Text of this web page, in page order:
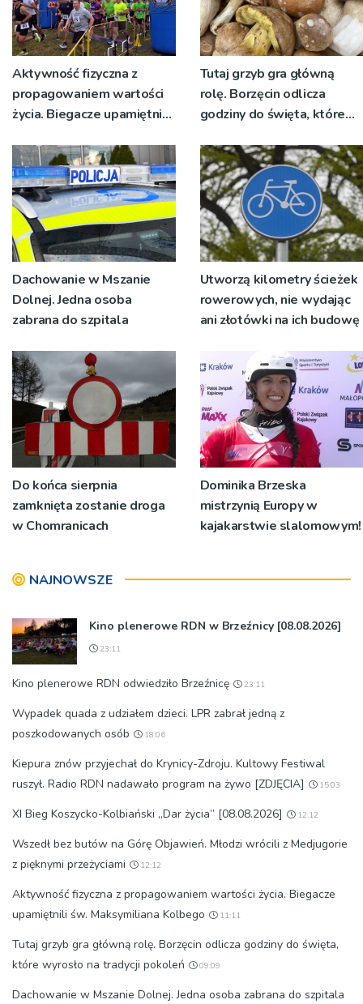
Aktywność fizyczna z
propagowaniem wartości
życia. Biegacze upamiętnili
Tutaj grzyb gra główną
rolę. Borzęcin odlicza
godziny do święta, które
pokoleń
Dachowanie w Mszanie
Dolnej. Jedna osoba
zabrana do szpitala
Utworzą kilometry ścieżek
rowerowych, nie wydając
ani złotówki na ich budowę
Do końca sierpnia
zamknięta zostanie droga
w Chomranicach
Dominika Brzeska
mistrzynią Europy w
kajakarstwie slalomowym!
NAJNOWSZE
Kino plenerowe RDN w Brzeźnicy [08.08.2026]
23:11
Kino plenerowe RDN odwiedziło Brzeźnicę 23:11
Wypadek quada z udziałem dzieci. LPR zabrał jedną z
poszkodowanych osób
18:06
Kiepura znów przyjechał do Krynicy-Zdroju. Kultowy Festiwal
ruszył. Radio RDN nadawało program na żywo [ZDJĘCIA]
15:03
XI Bieg Koszycko-Kolbiański „Dar życia” [08.08.2026] 12:12
Wszedł bez butów na Górę Objawień. Młodzi wrócili z Medjugorie
z pięknymi przeżyciami
12:12
Aktywność fizyczna z propagowaniem wartości życia. Biegacze
upamiętnili św. Maksymiliana Kolbego
11:11
Tutaj grzyb gra główną rolę. Borzęcin odlicza godziny do święta,
które wyrosło na tradycji pokoleń
09:09
Dachowanie w Mszanie Dolnej. Jedna osoba zabrana do szpitala